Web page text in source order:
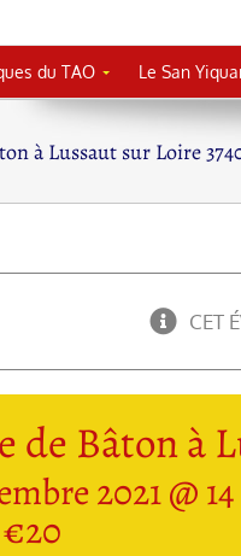
du TAO Le San
à Lussaut sur Loire
CET
de Bâton à
2021 @